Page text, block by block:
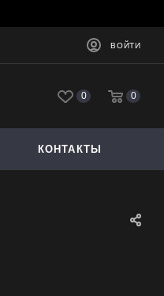
ВОЙТИ
0 0
КОНТАКТЫ